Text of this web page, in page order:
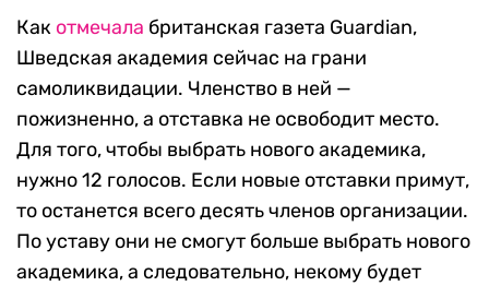
Как отмечала британская газета Guardian,
Шведская академия сейчас на грани
самоликвидации. Членство в ней —
пожизненно, а отставка не освободит место.
Для того, чтобы выбрать нового академика,
нужно 12 голосов. Если новые отставки примут,
то останется всего десять членов организации.
По уставу они не смогут больше выбрать нового
академика, а следовательно, некому будет